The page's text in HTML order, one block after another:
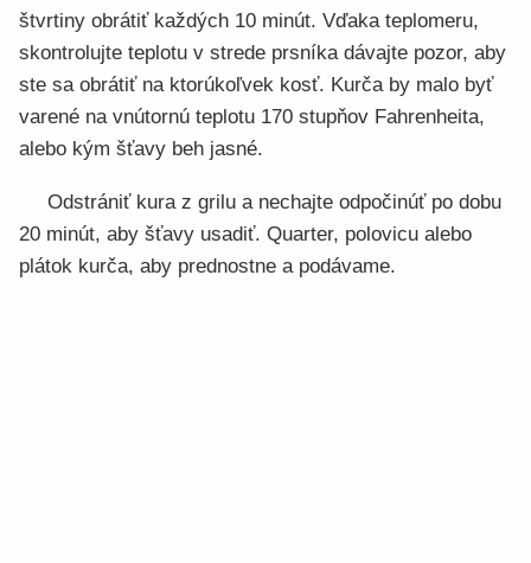
štvrtiny obrátiť každých 10 minút. Vďaka teplomeru,
skontrolujte teplotu v strede prsníka dávajte pozor, aby
ste sa obrátiť na ktorúkoľvek kosť. Kurča by malo byť
varené na vnútornú teplotu 170 stupňov Fahrenheita,
alebo kým šťavy beh jasné.
Odstrániť kura z grilu a nechajte odpočinúť po dobu
20 minút, aby šťavy usadiť. Quarter, polovicu alebo
plátok kurča, aby prednostne a podávame.